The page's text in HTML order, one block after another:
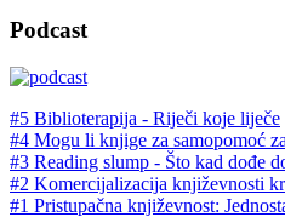
Podcast
#5 Biblioterapija - Riječi koje liječe
#4 Mogu li knjige za samopomoć
#3 Reading slump - Što kad dođe
#2 Komercijalizacija književnosti
#1 Pristupačna književnost: